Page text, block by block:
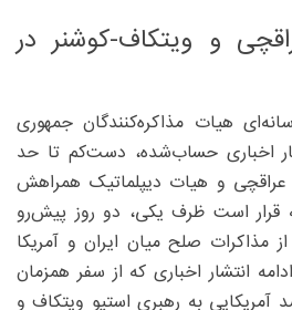
و ویتکاف-کوشنر در
هیات مذاکره‌کنندگان جمهوری
اخباری حساب‌شده، دست‌کم تا حد
عراقچی و هیات دیپلماتیک همراهش
قرار است ظرف یکی، دو روز پیش‌رو
مذاکرات صلح میان ایران و آمریکا
انتشار اخباری که از سفر همزمان
آمریکایی به رهبری استیو ویتکاف و